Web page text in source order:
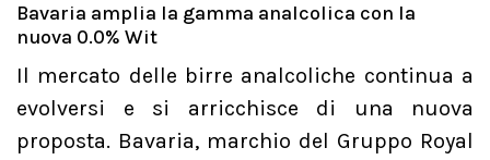
Bavaria amplia la gamma analcolica con la
nuova 0.0% Wit
Il mercato delle birre analcoliche continua a
evolversi e si arricchisce di una nuova
proposta. Bavaria, marchio del Gruppo Royal